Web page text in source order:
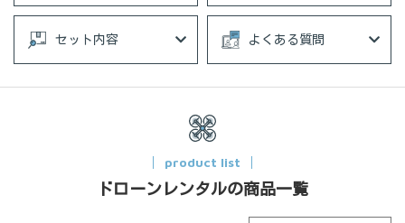
セット内容 よくある質問
product list
ドローンレンタルの商品一覧